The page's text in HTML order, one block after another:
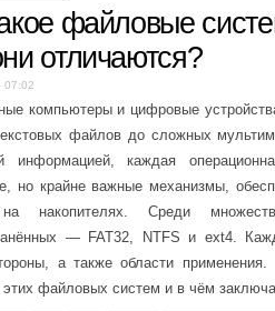
файловые
отличаются?
07:02
компьютеры и цифровые
файлов до сложных
информацией, каждая
но крайне важные механизмы,
накопителях. Среди
— FAT32, NTFS и ext4.
а также области
этих файловых систем и в чём